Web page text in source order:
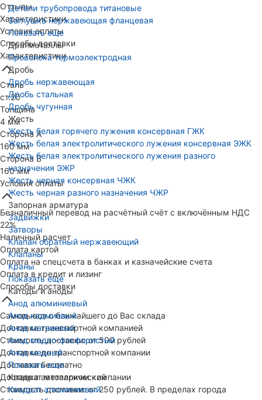
Детали трубопровода титановые
Заглушка нержавеющая фланцевая
Показать еще
Драгметаллы
Проволока термоэлектродная
Дробь
Дробь нержавеющая
Дробь стальная
Дробь чугунная
Жесть
Жесть белая горячего лужения консервная ГЖК
Жесть белая электролитического лужения консервная ЭЖК
Жесть белая электролитического лужения разного
назначения ЭЖР
Жесть черная консервная ЧЖК
Жесть черная разного назначения ЧЖР
Запорная арматура
Задвижки
Затворы
Клапан обратный нержавеющий
Клапаны
Краны
Показать еще
Катоды и аноды
Анод алюминиевый
Анод кадмиевый
Анод магниевый
Анод медно-фосфористый
Анод медный
Показать еще
Квадрат металлический
Квадрат алюминиевый
Отзывы
Характеристики
Условия оплаты
Способы доставки
Характеристики
Сталь
ст.20
Толщина
4 мм
Сторона А
160 мм
Сторона В
160 мм
Условия оплаты
Безналичный перевод на расчётный счёт с включённым НДС
22%
Наличный расчет
Оплата картой
Оплата на спецсчета в банках и казначейские счета
Оплата в кредит и лизинг
Способы доставки
Самовывоз с ближайшего до Вас склада
Доставка транспортной компанией
Стоимость доставки: от 500 рублей
Доставка до транспортной компании
Доставка бесплатно
Доставка автопарком компании
Стоимость доставки: от 250 рублей. В пределах города